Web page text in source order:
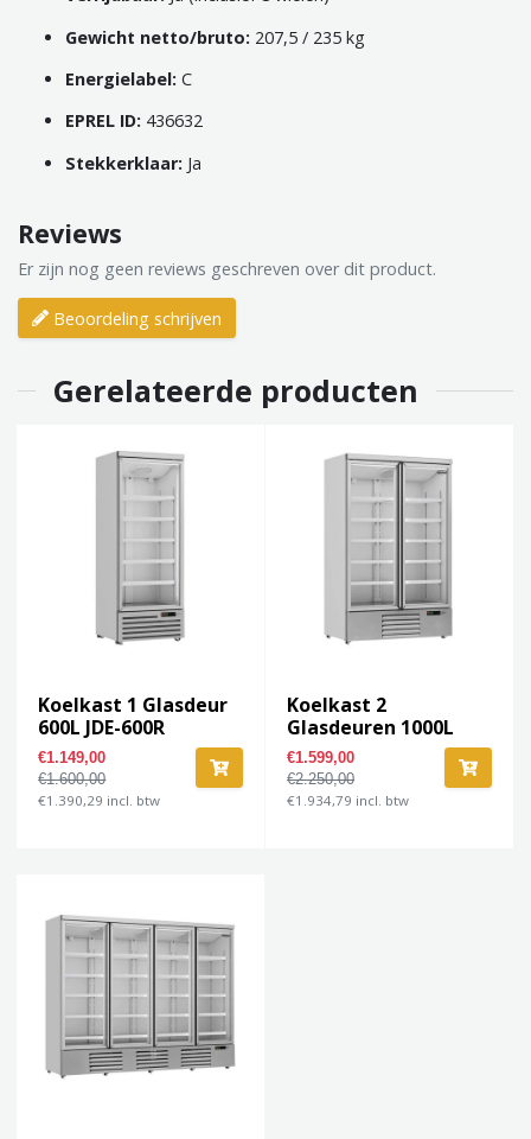
Gewicht netto/bruto: 207,5 / 235 kg
Energielabel: C
EPREL ID: 436632
Stekkerklaar: Ja
Reviews
Er zijn nog geen reviews geschreven over dit product.
Beoordeling schrijven
Gerelateerde producten
Koelkast 1 Glasdeur
600L JDE-600R
€1.149,00
€1.600,00
€1.390,29 incl. btw
Koelkast 2
Glasdeuren 1000L
JDE-1000R
€1.599,00
€2.250,00
€1.934,79 incl. btw